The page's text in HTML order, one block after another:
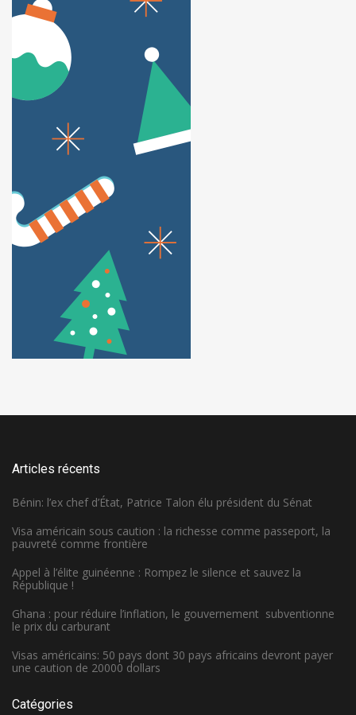
Articles récents
Bénin: l’ex chef d’État, Patrice Talon élu président du Sénat
Visa américain sous caution : la richesse comme passeport, la
pauvreté comme frontière
Appel à l’élite guinéenne : Rompez le silence et sauvez la
République !
Ghana : pour réduire l’inflation, le gouvernement subventionne
le prix du carburant
Visas américains: 50 pays dont 30 pays africains devront payer
une caution de 20000 dollars
Catégories